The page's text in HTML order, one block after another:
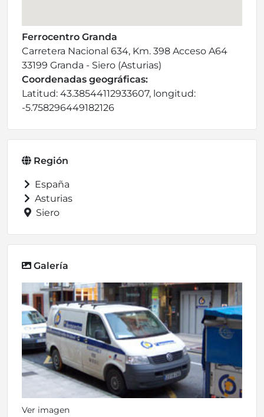
Ferrocentro Granda
Carretera Nacional 634, Km. 398 Acceso A64
33199 Granda - Siero (Asturias)
Coordenadas geográficas:
Latitud: 43.38544112933607, longitud:
-5.758296449182126
Región
España
Asturias
Siero
Galería
Ver imagen